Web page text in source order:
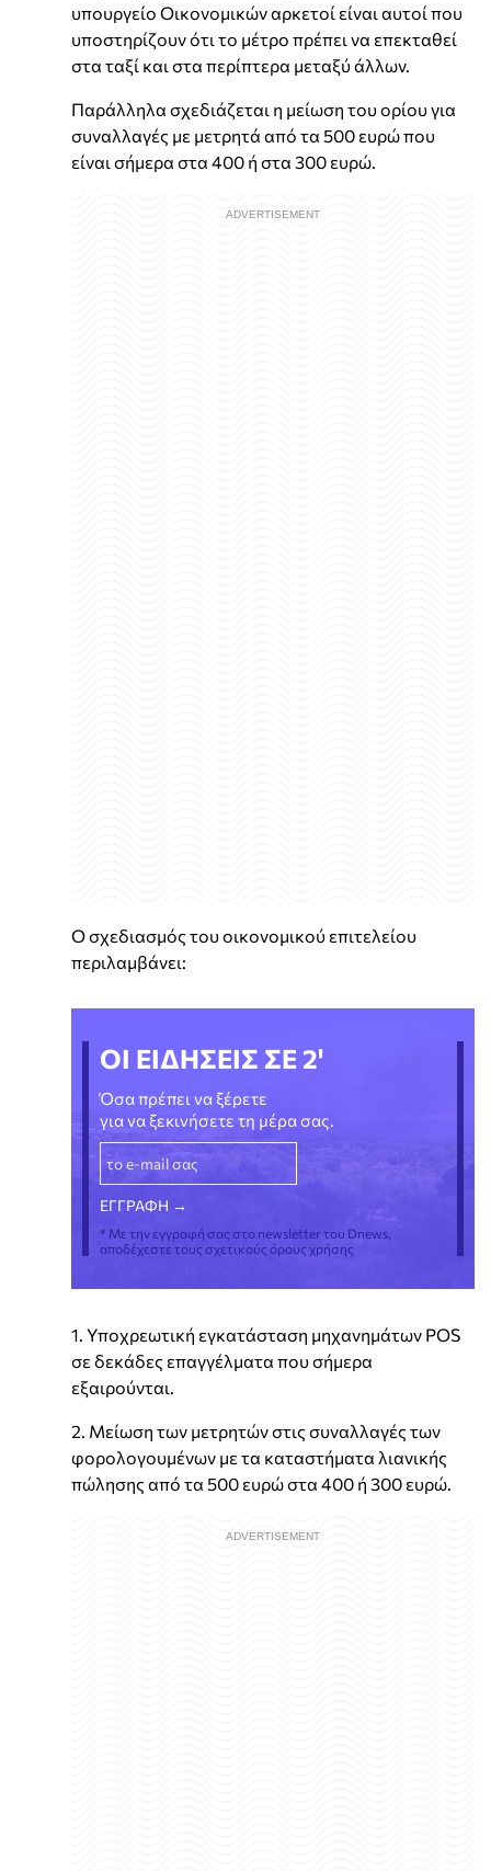
υπουργείο Οικονομικών αρκετοί είναι αυτοί που
υποστηρίζουν ότι το μέτρο πρέπει να επεκταθεί
στα ταξί και στα περίπτερα μεταξύ άλλων.
Παράλληλα σχεδιάζεται η μείωση του ορίου για
συναλλαγές με μετρητά από τα 500 ευρώ που
είναι σήμερα στα 400 ή στα 300 ευρώ.
Ο σχεδιασμός του οικονομικού επιτελείου
περιλαμβάνει:
ΟΙ ΕΙΔΗΣΕΙΣ ΣΕ 2'
Όσα πρέπει να ξέρετε
για να ξεκινήσετε τη μέρα σας.
* Με την εγγραφή σας στο newsletter του Dnews,
αποδέχεστε τους σχετικούς όρους χρήσης
1. Υποχρεωτική εγκατάσταση μηχανημάτων POS
σε δεκάδες επαγγέλματα που σήμερα
εξαιρούνται.
2. Μείωση των μετρητών στις συναλλαγές των
φορολογουμένων με τα καταστήματα λιανικής
πώλησης από τα 500 ευρώ στα 400 ή 300 ευρώ.